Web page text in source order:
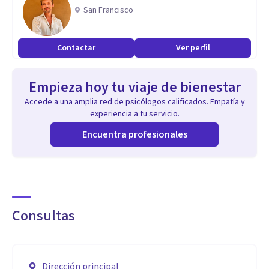
Psicodiagnóstico infantojuvenil.
Evaluación y rehabilitación neuropsicológica.
Talleres grupales: autocuidado, gestión emocional, auto
Orientación a padres y madres.
Psicoterapia adolescentes y adultos.
Aptitudes
Tu puedes descubrir tu propio potencial, superar
dificultades y construir la felicidad que mereces.
San Francisco
Contactar Ver perfil
Empieza hoy tu viaje de bienestar
Accede a una amplia red de psicólogos calificados. Empatía y
experiencia a tu servicio.
Encuentra profesionales
Consultas